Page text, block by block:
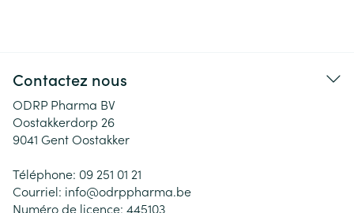
Contactez nous
ODRP Pharma BV
Oostakkerdorp 26
9041 Gent Oostakker
Téléphone: 09 251 01 21
Courriel: info@odrppharma.be
Numéro de licence: 445103